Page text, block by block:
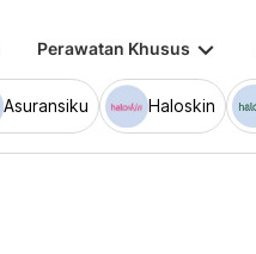
Perawatan Khusus keyboard_arrow_down
Asuransiku Haloskin